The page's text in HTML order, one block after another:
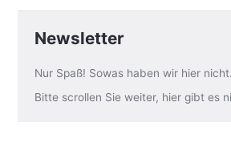
Newsletter
Nur Spaß! Sowas haben wir hier nicht.
Bitte scrollen Sie weiter, hier gibt es